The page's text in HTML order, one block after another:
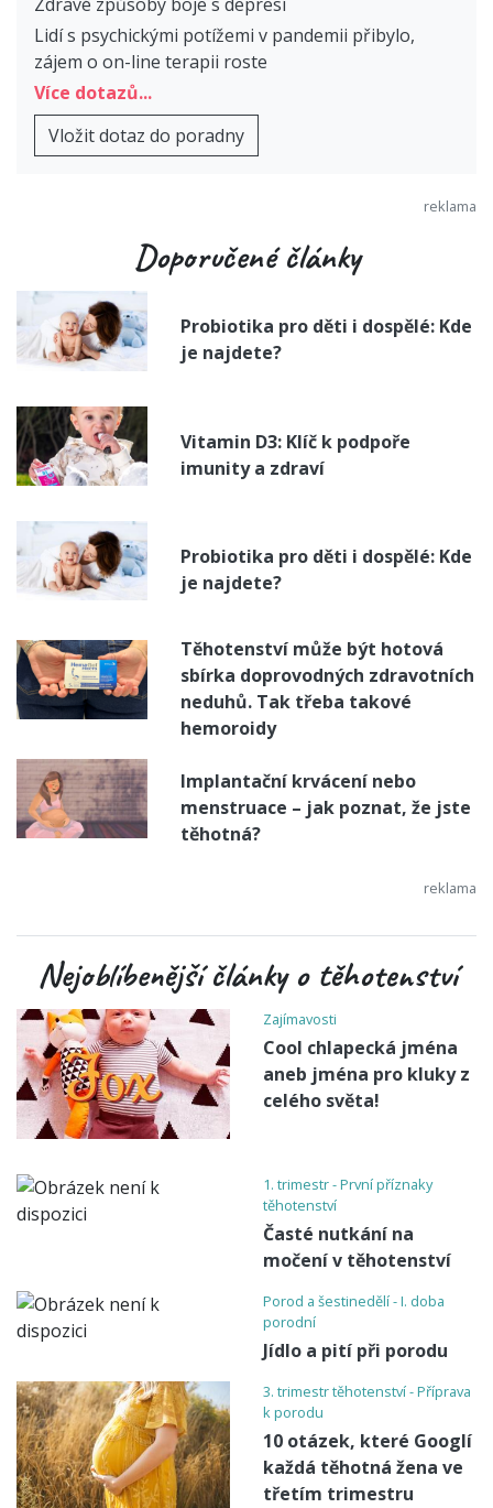
Lidí s psychickými potížemi v pandemii přibylo,
zájem o on-line terapii roste
Více dotazů...
Vložit dotaz do poradny
Doporučené články
Probiotika pro děti i dospělé: Kde
je najdete?
Vitamin D3: Klíč k podpoře
imunity a zdraví
Probiotika pro děti i dospělé: Kde
je najdete?
Těhotenství může být hotová
sbírka doprovodných zdravotních
neduhů. Tak třeba takové
hemoroidy
Implantační krvácení nebo
menstruace – jak poznat, že jste
těhotná?
Nejoblíbenější články o těhotenství
Zajímavosti
Cool chlapecká jména
aneb jména pro kluky z
celého světa!
1. trimestr - První příznaky
těhotenství
Časté nutkání na
močení v těhotenství
Porod a šestinedělí - I. doba
porodní
Jídlo a pití při porodu
3. trimestr těhotenství - Příprava
k porodu
10 otázek, které Googlí
každá těhotná žena ve
třetím trimestru